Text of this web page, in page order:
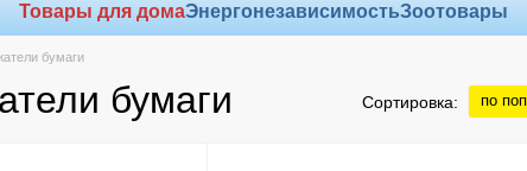
Товары для домаЭнергонезависимостьЗоотовары
бумаги
бумаги Сортировка: по